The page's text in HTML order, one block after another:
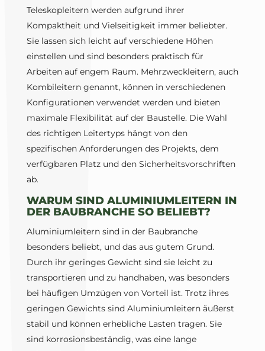
Teleskopleitern werden aufgrund ihrer
Kompaktheit und Vielseitigkeit immer beliebter.
Sie lassen sich leicht auf verschiedene Höhen
einstellen und sind besonders praktisch für
Arbeiten auf engem Raum. Mehrzweckleitern, auch
Kombileitern genannt, können in verschiedenen
Konfigurationen verwendet werden und bieten
maximale Flexibilität auf der Baustelle. Die Wahl
des richtigen Leitertyps hängt von den
spezifischen Anforderungen des Projekts, dem
verfügbaren Platz und den Sicherheitsvorschriften
ab.
WARUM SIND ALUMINIUMLEITERN IN
DER BAUBRANCHE SO BELIEBT?
Aluminiumleitern sind in der Baubranche
besonders beliebt, und das aus gutem Grund.
Durch ihr geringes Gewicht sind sie leicht zu
transportieren und zu handhaben, was besonders
bei häufigen Umzügen von Vorteil ist. Trotz ihres
geringen Gewichts sind Aluminiumleitern äußerst
stabil und können erhebliche Lasten tragen. Sie
sind korrosionsbeständig, was eine lange